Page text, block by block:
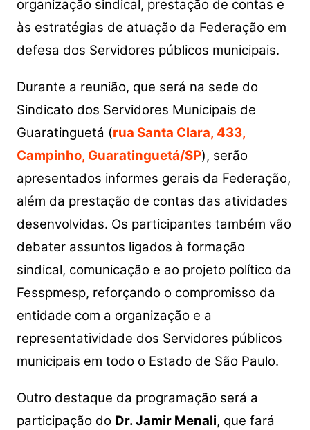
organização sindical, prestação de contas e
às estratégias de atuação da Federação em
defesa dos Servidores públicos municipais.
Durante a reunião, que será na sede do
Sindicato dos Servidores Municipais de
Guaratinguetá (rua Santa Clara, 433,
Campinho, Guaratinguetá/SP), serão
apresentados informes gerais da Federação,
além da prestação de contas das atividades
desenvolvidas. Os participantes também vão
debater assuntos ligados à formação
sindical, comunicação e ao projeto político da
Fesspmesp, reforçando o compromisso da
entidade com a organização e a
representatividade dos Servidores públicos
municipais em todo o Estado de São Paulo.
Outro destaque da programação será a
participação do Dr. Jamir Menali, que fará